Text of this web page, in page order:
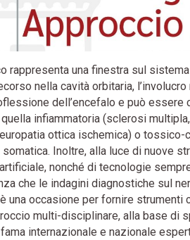
rappresenta una finestra sul
nella cavità orbitaria,
dell’encefalo e può
quella infiammatoria (sclerosi
ottica ischemica) o tossico-
Inoltre, alla luce di nuove
nonché di tecnologie
che le indagini diagnostiche sul
una occasione per fornire
multi-disciplinare, alla base di
internazionale e nazionale